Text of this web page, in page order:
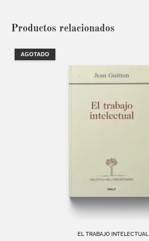
Productos relacionados
AGOTADO
EL TRABAJO INTELECTUAL